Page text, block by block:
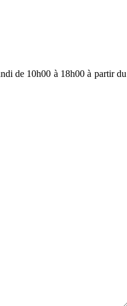
de 10h00 à 18h00 à partir du